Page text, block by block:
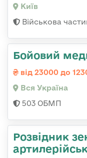
Київ
Військова
Бойовий
від 23000 до
Вся Україна
503 ОБМП
Розвідник